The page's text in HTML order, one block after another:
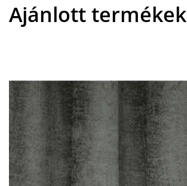
Ajánlott termékek